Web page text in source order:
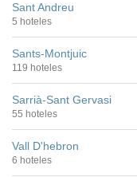
Sant Andreu
5 hoteles
Sants-Montjuic
119 hoteles
Sarrià-Sant Gervasi
55 hoteles
Vall D'hebron
6 hoteles